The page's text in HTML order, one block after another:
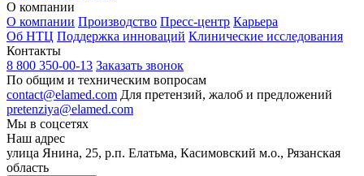
О компании
О компании Производство Пресс-центр Карьера
Об НТЦ Поддержка инноваций Клинические исследования
Контакты
8 800 350-00-13 Заказать звонок
По общим и техническим вопросам
contact@elamed.com Для претензий, жалоб и предложений
pretenziya@elamed.com
Мы в соцсетях
Наш адрес
улица Янина, 25, р.п. Елатьма, Касимовский м.о., Рязанская
область